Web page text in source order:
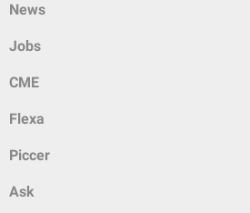
News
Jobs
CME
Flexa
Piccer
Ask